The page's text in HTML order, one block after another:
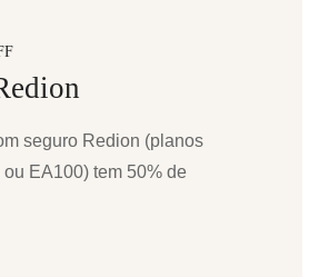
seguro Redion (planos
EA100) tem 50% de